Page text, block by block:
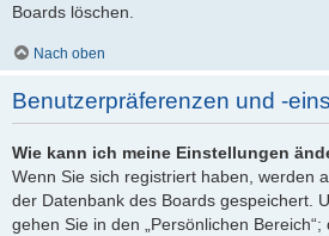
Boards löschen.
Nach oben
Benutzerpräferenzen und -
Wie kann ich meine Einstellungen
Wenn Sie sich registriert haben, werden
der Datenbank des Boards gespeichert.
gehen Sie in den „Persönlichen